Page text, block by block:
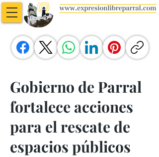
Gobierno de Parral
fortalece acciones
para el rescate de
espacios públicos